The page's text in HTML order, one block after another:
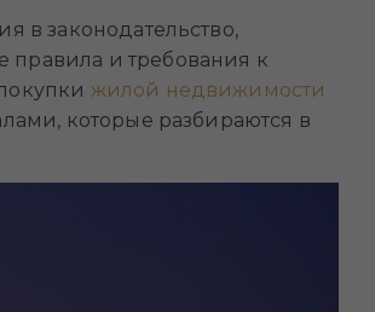
в законодательство,
правила и требования к
жилой недвижимости
которые разбираются в